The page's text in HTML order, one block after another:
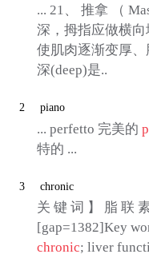
... 21、 推拿 （
深，拇指应做横
使肌肉逐渐变厚
深(deep)是..
2 piano
... perfetto 完美的
特的 ...
3 chronic
关 键 词 】 脂 联
[gap=1382]Key
chronic; liver